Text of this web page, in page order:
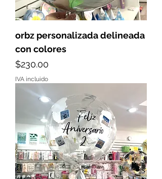
orbz personalizada delineada
con colores
Precio
$230.00
IVA incluido